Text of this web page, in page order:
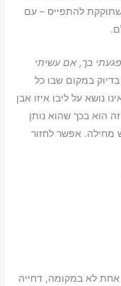
להתפייס – עם
בך, אם עשיתי
במקום שבו כל
נושא על ליבו איזו אבן
הוא בכך שהוא נותן
מחילה. אפשר לחזור
אחת לא במקומה, דחייה